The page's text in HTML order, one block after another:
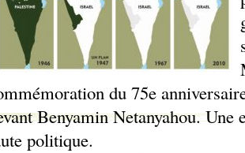
du 75e
Benyamin Netanyahou.
politique.